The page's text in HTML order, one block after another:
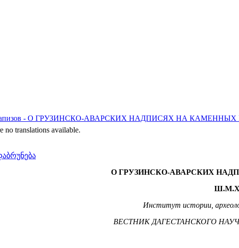
- О ГРУЗИНСКО-АВАРСКИХ НАДПИСЯХ НА КАМЕННЫХ
no translations available.
О ГРУЗИНСКО-АВАРСКИХ
Институт истории,
ВЕСТНИК ДАГЕСТАНСКОГО